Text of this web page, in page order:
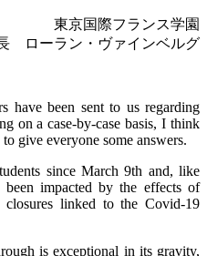
東京国際フランス学園
ローラン・ヴァインベルグ
have been sent to us regarding
on a case-by-case basis, I think
give everyone some answers.
since March 9th and, like
impacted by the effects of
closures linked to the Covid-19
is exceptional in its gravity,